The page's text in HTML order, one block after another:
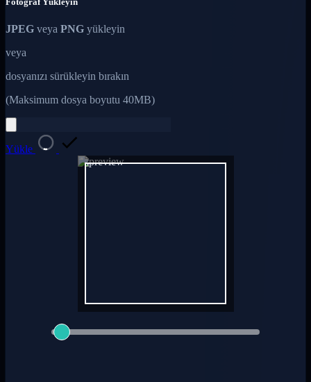
JPEG veya PNG yükleyin
veya
dosyanızı sürükleyin bırakın
(Maksimum dosya boyutu 40MB)
Yükle